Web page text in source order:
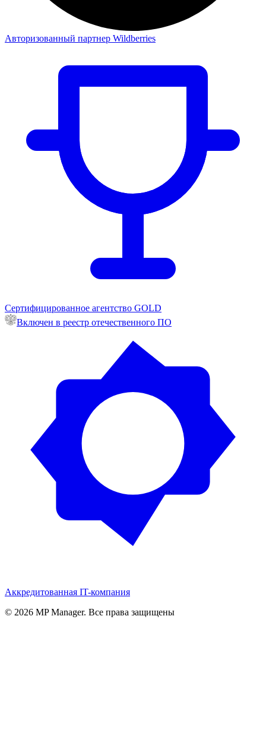
Авторизованный партнер Wildberries
Сертифицированное агентство GOLD
Включен в реестр отечественного ПО
Аккредитованная IT-компания
© 2026 MP Manager. Все права защищены